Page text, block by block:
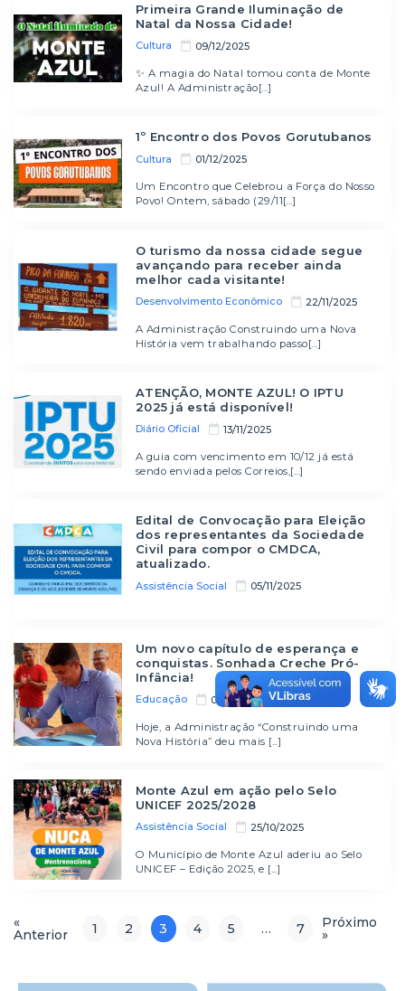
Cultura 09/12/2025
Primeira Grande Iluminação de
Natal da Nossa Cidade!
✨ A magia do Natal tomou conta de Monte
Azul! A Administração[...]
Cultura 01/12/2025
1º Encontro dos Povos Gorutubanos
Um Encontro que Celebrou a Força do Nosso
Povo! Ontem, sábado (29/11[...]
Desenvolvimento Econômico 22/11/2025
O turismo da nossa cidade segue
avançando para receber ainda
melhor cada visitante!
A Administração Construindo uma Nova
História vem trabalhando passo[...]
Diário Oficial 13/11/2025
ATENÇÃO, MONTE AZUL! O IPTU
2025 já está disponível!
A guia com vencimento em 10/12 já está
sendo enviada pelos Correios,[...]
Assistência Social 05/11/2025
Edital de Convocação para Eleição
dos representantes da Sociedade
Civil para compor o CMDCA,
atualizado.
Educação 04/11/2025
Um novo capítulo de esperança e
conquistas. Sonhada Creche Pró-
Infância!
Hoje, a Administração “Construindo uma
Nova História” deu mais [...]
Assistência Social 25/10/2025
Monte Azul em ação pelo Selo
UNICEF 2025/2028
O Município de Monte Azul aderiu ao Selo
UNICEF – Edição 2025, e [...]
«
Anterior 1 2 3 4 5 … 7 Próximo
»